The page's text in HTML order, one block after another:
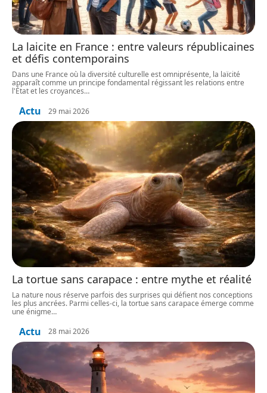
La laicite en France : entre valeurs républicaines
et défis contemporains
Dans une France où la diversité culturelle est omniprésente, la laïcité
apparaît comme un principe fondamental régissant les relations entre
l'État et les croyances…
Actu 29 mai 2026
La tortue sans carapace : entre mythe et réalité
La nature nous réserve parfois des surprises qui défient nos conceptions
les plus ancrées. Parmi celles-ci, la tortue sans carapace émerge comme
une énigme…
Actu 28 mai 2026